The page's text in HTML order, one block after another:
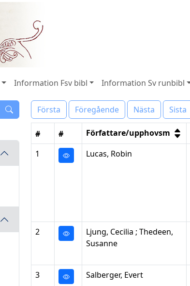
Information Fsv bibl Information Sv runbibl
Första Föregående Nästa Sista
# # Författare/upphovsm
1
Lucas, Robin
2
Ljung, Cecilia ; Thedeen,
Susanne
3 Salberger, Evert